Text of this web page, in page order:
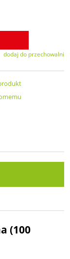
dodaj do przechowalni
(100